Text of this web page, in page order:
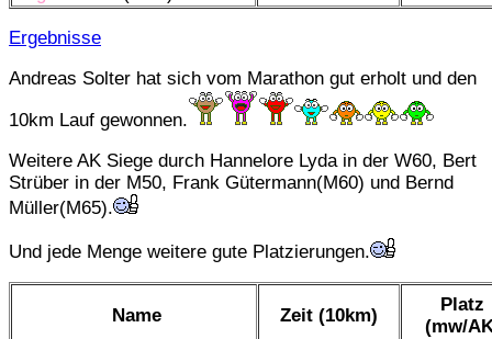
Ergebnisse
Andreas Solter hat sich vom Marathon gut erholt und den
10km Lauf gewonnen.
Weitere AK Siege durch Hannelore Lyda in der W60, Bert
Strüber in der M50, Frank Gütermann(M60) und Bernd
Müller(M65).
Und jede Menge weitere gute Platzierungen.
Name Zeit (10km)
Platz
(mw/